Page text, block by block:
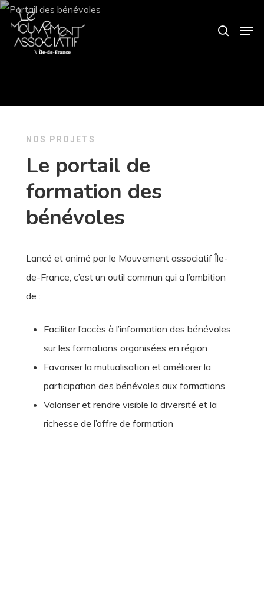
Skip
main
search
NOS PROJETS
Le portail de
formation des
bénévoles
Lancé et animé par le Mouvement associatif Île-
de-France, c’est un outil commun qui a l’ambition
de :
Faciliter l’accès à l’information des bénévoles
sur les formations organisées en région
Favoriser la mutualisation et améliorer la
participation des bénévoles aux formations
Valoriser et rendre visible la diversité et la
richesse de l’offre de formation
Panneau de gestion des cookies